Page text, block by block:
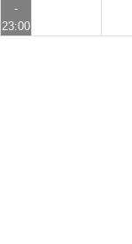
-
23:00